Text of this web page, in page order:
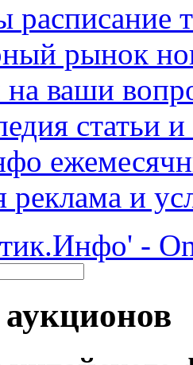
расписание
рынок
на ваши
статьи
реклама и
-